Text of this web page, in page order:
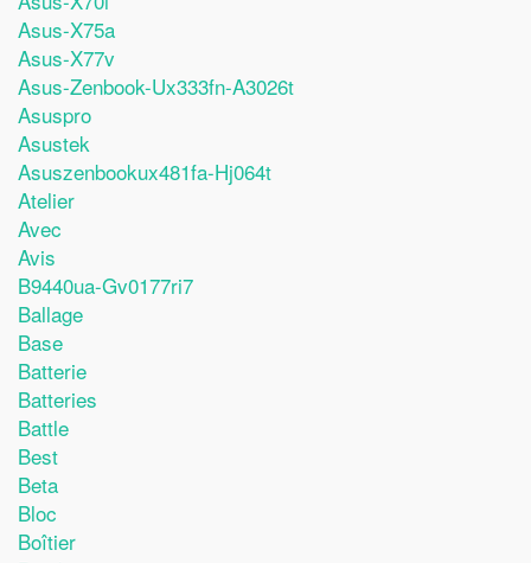
Asus-X75a
Asus-X77v
Asus-Zenbook-Ux333fn-A3026t
Asuspro
Asustek
Asuszenbookux481fa-Hj064t
Atelier
Avec
Avis
B9440ua-Gv0177ri7
Ballage
Base
Batterie
Batteries
Battle
Best
Beta
Bloc
Boîtier